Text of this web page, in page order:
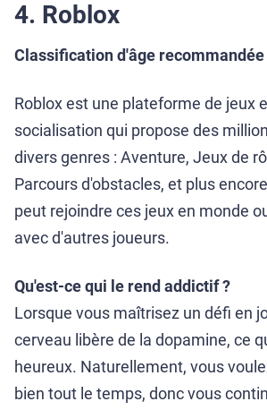
4. Roblox
Classification d'âge recommandée
Roblox est une plateforme de jeux
socialisation qui propose des
divers genres : Aventure, Jeux de
Parcours d'obstacles, et plus
peut rejoindre ces jeux en monde
avec d'autres joueurs.
Qu'est-ce qui le rend addictif ?
Lorsque vous maîtrisez un défi en
cerveau libère de la dopamine, ce
heureux. Naturellement, vous
bien tout le temps, donc vous